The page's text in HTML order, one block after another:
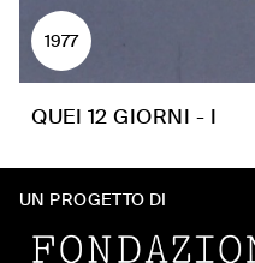
1977
QUEI 12 GIORNI - I
UN PROGETTO DI